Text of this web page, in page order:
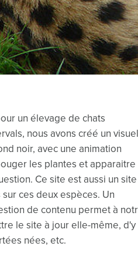
un élevage de chats
nous avons créé un visuel
noir, avec une animation
les plantes et apparaitre
Ce site est aussi un site
ces deux espèces. Un
de contenu permet à
le site à jour elle-même, d'y
nées, etc.